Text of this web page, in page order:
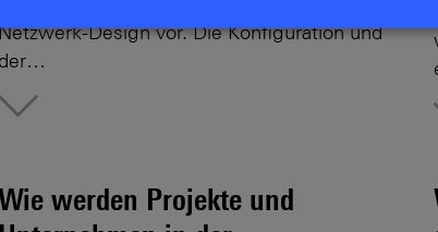
Design vor. Die Konfiguration und
der…
More
Wie werden Projekte und